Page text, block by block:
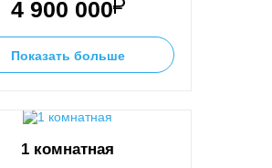
4 900 000
Показать больше
1 комнатная